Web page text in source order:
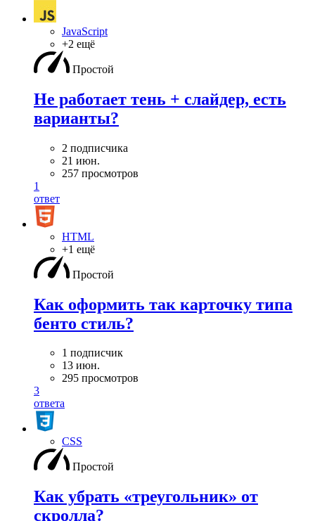
JavaScript
+2 ещё
Простой
Не работает тень + слайдер, есть
варианты?
2 подписчика
21 июн.
257 просмотров
1
ответ
HTML
+1 ещё
Простой
Как оформить так карточку типа
бенто стиль?
1 подписчик
13 июн.
295 просмотров
3
ответа
CSS
Простой
Как убрать «треугольник» от
скролла?